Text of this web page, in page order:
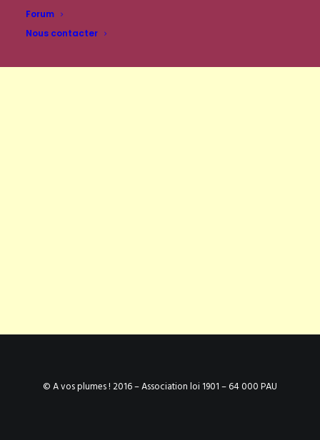
Forum
Nous contacter
© A vos plumes ! 2016 – Association loi 1901 – 64 000 PAU